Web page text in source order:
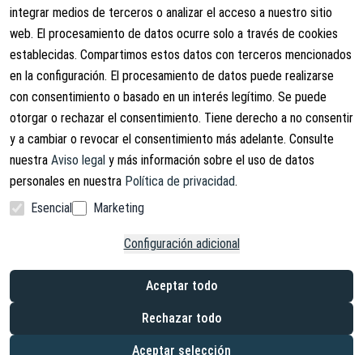
integrar medios de terceros o analizar el acceso a nuestro sitio
web. El procesamiento de datos ocurre solo a través de cookies
establecidas. Compartimos estos datos con terceros mencionados
en la configuración. El procesamiento de datos puede realizarse
con consentimiento o basado en un interés legítimo. Se puede
otorgar o rechazar el consentimiento. Tiene derecho a no consentir
y a cambiar o revocar el consentimiento más adelante. Consulte
nuestra Aviso legal y más información sobre el uso de datos
personales en nuestra Política de privacidad.
Esencial
Marketing
Configuración adicional
Aceptar todo
Rechazar todo
Aceptar selección
Revocar contrato
Política de privacidad
Aviso legal
Información de envío
Copyright © 2026. Lucx Angelsport GmbH
* IVA incluido, más gastos de envío
*² Ahorros en comparación con el precio de venta recomendado por el
fabricante (PVPR)
*³ Después de recibir el pago dentro de Alemania, solo para clientes
finales